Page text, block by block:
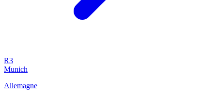
R3
Munich
Allemagne